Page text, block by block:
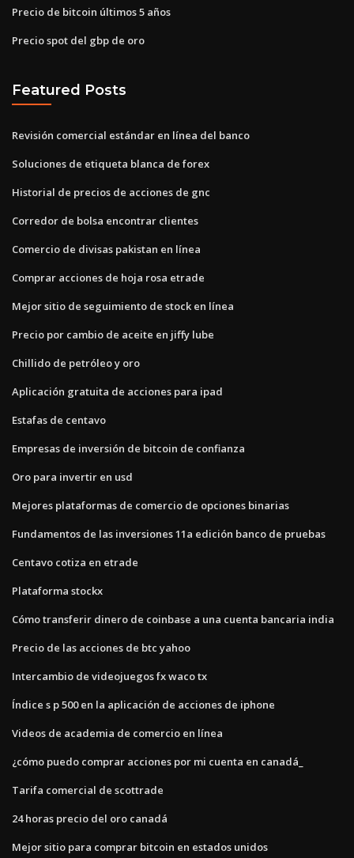
Precio de bitcoin últimos 5 años
Precio spot del gbp de oro
Featured Posts
Revisión comercial estándar en línea del banco
Soluciones de etiqueta blanca de forex
Historial de precios de acciones de gnc
Corredor de bolsa encontrar clientes
Comercio de divisas pakistan en línea
Comprar acciones de hoja rosa etrade
Mejor sitio de seguimiento de stock en línea
Precio por cambio de aceite en jiffy lube
Chillido de petróleo y oro
Aplicación gratuita de acciones para ipad
Estafas de centavo
Empresas de inversión de bitcoin de confianza
Oro para invertir en usd
Mejores plataformas de comercio de opciones binarias
Fundamentos de las inversiones 11a edición banco de pruebas
Centavo cotiza en etrade
Plataforma stockx
Cómo transferir dinero de coinbase a una cuenta bancaria india
Precio de las acciones de btc yahoo
Intercambio de videojuegos fx waco tx
Índice s p 500 en la aplicación de acciones de iphone
Videos de academia de comercio en línea
¿cómo puedo comprar acciones por mi cuenta en canadá_
Tarifa comercial de scottrade
24 horas precio del oro canadá
Mejor sitio para comprar bitcoin en estados unidos